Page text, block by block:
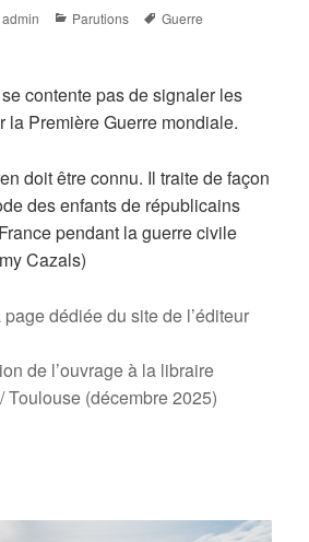
Author
admin Categories
Parutions Tags
Guerre
contente pas de signaler les
la Première Guerre mondiale.
doit être connu. Il traite de façon
des enfants de républicains
pendant la guerre civile
Cazals)
dédiée du site de l’éditeur
de l’ouvrage à la libraire
Toulouse (décembre 2025)